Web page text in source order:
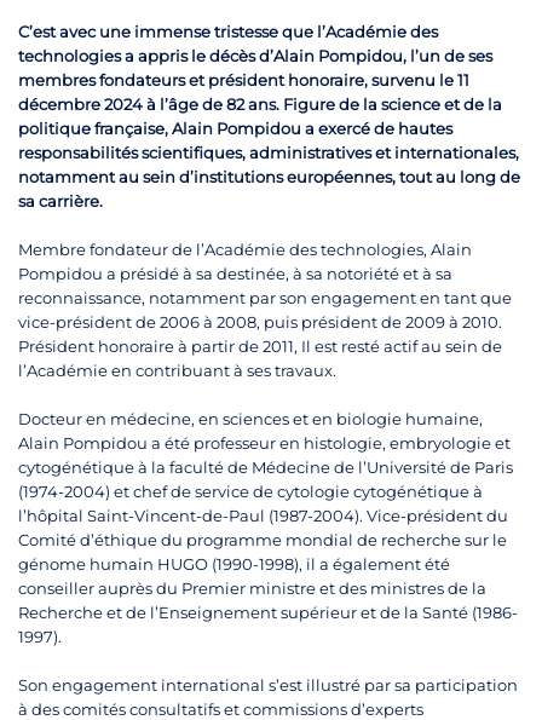
C’est avec une immense tristesse que l’Académie des
technologies a appris le décès d’Alain Pompidou, l’un de ses
membres fondateurs et président honoraire, survenu le 11
décembre 2024 à l’âge de 82 ans. Figure de la science et de la
politique française, Alain Pompidou a exercé de hautes
responsabilités scientifiques, administratives et internationales,
notamment au sein d’institutions européennes, tout au long de
sa carrière.
Membre fondateur de l’Académie des technologies, Alain
Pompidou a présidé à sa destinée, à sa notoriété et à sa
reconnaissance, notamment par son engagement en tant que
vice-président de 2006 à 2008, puis président de 2009 à 2010.
Président honoraire à partir de 2011, Il est resté actif au sein de
l’Académie en contribuant à ses travaux.
Docteur en médecine, en sciences et en biologie humaine,
Alain Pompidou a été professeur en histologie, embryologie et
cytogénétique à la faculté de Médecine de l’Université de Paris
(1974-2004) et chef de service de cytologie cytogénétique à
l’hôpital Saint-Vincent-de-Paul (1987-2004). Vice-président du
Comité d’éthique du programme mondial de recherche sur le
génome humain HUGO (1990-1998), il a également été
conseiller auprès du Premier ministre et des ministres de la
Recherche et de l’Enseignement supérieur et de la Santé (1986-
1997).
Son engagement international s’est illustré par sa participation
à des comités consultatifs et commissions d’experts